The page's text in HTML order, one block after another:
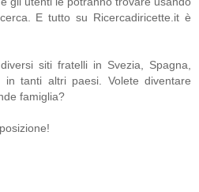
E tutto su Ricercadiricette.it è
siti fratelli in Svezia, Spagna,
in tanti altri paesi. Volete diventare
famiglia?